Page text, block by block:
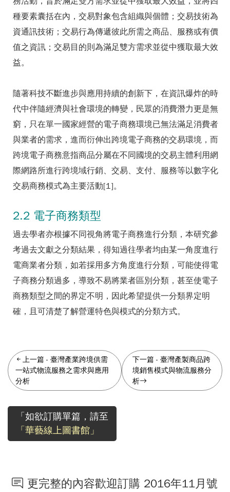
種要素囊括在內，交易對象包含組織與個體；交易技術為
資通訊技術；交易行為傳遞彼此所需之商品、服務或有價
值之資訊；交易目的則為滿足雙方需求並從中獲取最大效
益。
隨著科技不斷進步與應用持續的創新下，在資訊爆炸的時
代中伴隨經濟與社會環境的轉變，民眾的消費潛力更是無
窮，只在單一國家經營的電子商務環境已無法滿足消費者
與業者的需求，進而衍伸出跨境電子商務的交易環境，而
跨境電子商務意指商品分屬在不同國境的交易主體利用網
際網路所進行跨境域行銷、交易、支付、服務等以數字化
交易商務模式為主要活動[1]。
2.2 電子商務類型
過去學者亦根據不同視角將電子商務進行分類，本研究參
考過去文獻之分類結果，得知過往學者均由某一角度進行
電商業者分類，如若採用多方角度進行分類，可能使得電
子商務分類過多，導致不易將業者區別分類，甚至使電子
商務類型之間的界定不明，因此希望提供一分類界定明
確，且可清楚了解營運特色與模式的分類方式。
上一篇 - 臺灣產業跨境供需
一站式物流服務之需求與應用
分析
下一篇 -臺灣產製商品跨
境銷售模式與物流服務分
析
「如欲訂購單篇，請至
「華藝線上圖書館」
更完整的內容歡迎訂購 2016年11月號